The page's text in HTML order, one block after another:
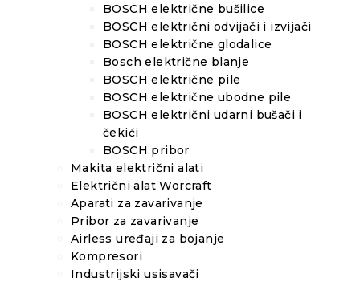
BOSCH električne bušilice
BOSCH električni odvijači i izvijači
BOSCH električne glodalice
Bosch električne blanje
BOSCH električne pile
BOSCH električne ubodne pile
BOSCH električni udarni bušači i
čekići
BOSCH pribor
Makita električni alati
Električni alat Worcraft
Aparati za zavarivanje
Pribor za zavarivanje
Airless uređaji za bojanje
Kompresori
Industrijski usisavači